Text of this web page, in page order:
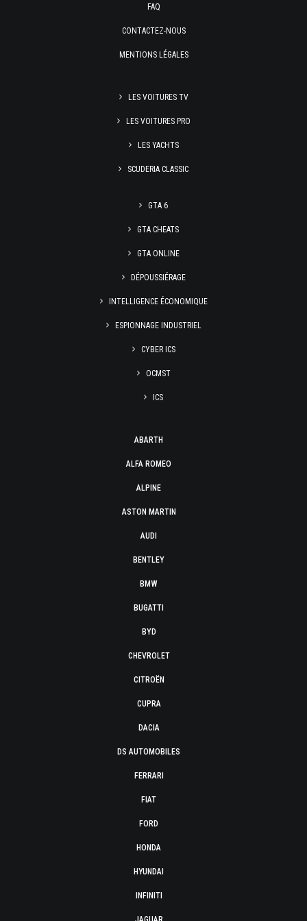
FAQ
CONTACTEZ-NOUS
MENTIONS LÉGALES
LES VOITURES TV
LES VOITURES PRO
LES YACHTS
SCUDERIA CLASSIC
GTA 6
GTA CHEATS
GTA ONLINE
DÉPOUSSIÉRAGE
INTELLIGENCE ÉCONOMIQUE
ESPIONNAGE INDUSTRIEL
CYBER ICS
OCMST
ICS
ABARTH
ALFA ROMEO
ALPINE
ASTON MARTIN
AUDI
BENTLEY
BMW
BUGATTI
BYD
CHEVROLET
CITROËN
CUPRA
DACIA
DS AUTOMOBILES
FERRARI
FIAT
FORD
HONDA
HYUNDAI
INFINITI